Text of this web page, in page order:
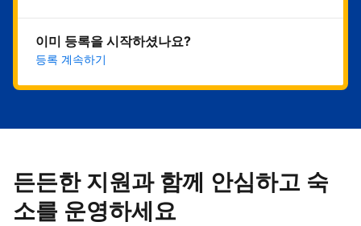
이미 등록을 시작하셨나요?
등록 계속하기
든든한 지원과 함께 안심하고 숙
소를 운영하세요